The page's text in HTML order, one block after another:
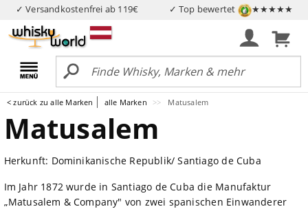
✓ Versandkostenfrei ab 119€ ✓ Top bewertet ★★★★★
< zurück zu alle Marken alle Marken Matusalem
Matusalem
Herkunft: Dominikanische Republik/ Santiago de Cuba
Im Jahr 1872 wurde in Santiago de Cuba die Manufaktur
„Matusalem & Company" von zwei spanischen Einwanderer